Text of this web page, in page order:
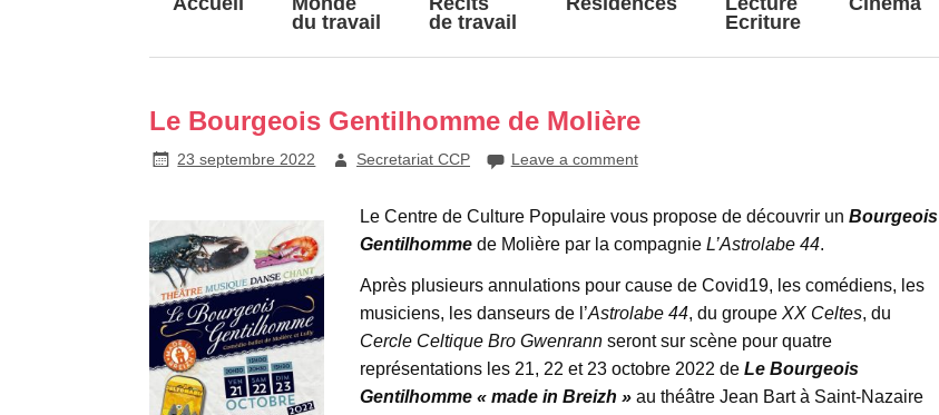
du travail
de travail
Ecriture
Le Bourgeois Gentilhomme de Molière
23 septembre 2022 Secretariat CCP Leave a comment
Le Centre de Culture Populaire vous propose de découvrir un Bourgeois
Gentilhomme de Molière par la compagnie L’Astrolabe 44.
Après plusieurs annulations pour cause de Covid19, les comédiens, les
musiciens, les danseurs de l’Astrolabe 44, du groupe XX Celtes, du
Cercle Celtique Bro Gwenrannseront sur scène pour quatre
représentations les 21, 22 et 23 octobre 2022 de Le Bourgeois
Gentilhomme « made in Breizh » au théâtre Jean Bart à Saint-Nazaire